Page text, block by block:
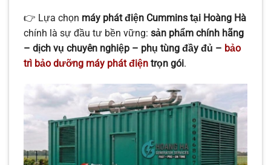
👉 Lựa chọn máy phát điện Cummins tại Hoàng Hà
chính là sự đầu tư bền vững: sản phẩm chính hãng
– dịch vụ chuyên nghiệp – phụ tùng đầy đủ – bảo
trì bảo dưỡng máy phát điện trọn gói.